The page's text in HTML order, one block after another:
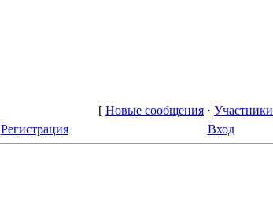
[ Новые сообщения · Участники
Регистрация Вход